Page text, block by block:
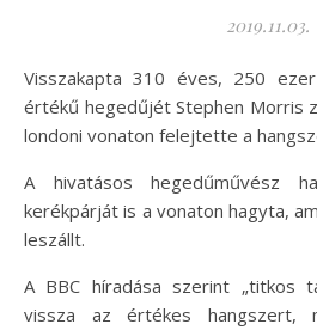
2019.11.03.
Visszakapta 310 éves, 250 ezer font (95 millió forint)
értékű hegedűjét Stephen Morris
londoni vonaton felejtette a
A hivatásos hegedűművész
kerékpárját is a vonaton hagyta,
leszállt.
A BBC híradása szerint „titkos
vissza az értékes hangszert,